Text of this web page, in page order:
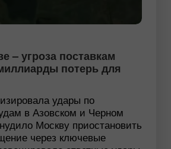
– угроза поставкам
потерь для
удары по
в Азовском и Черном
Москву приостановить
через ключевые